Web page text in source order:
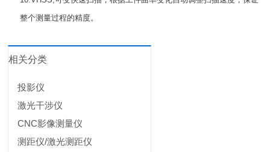
整个测量过程的精度。
相关分类
投影仪
激光干涉仪
CNC影像测量仪
测距仪/激光测距仪